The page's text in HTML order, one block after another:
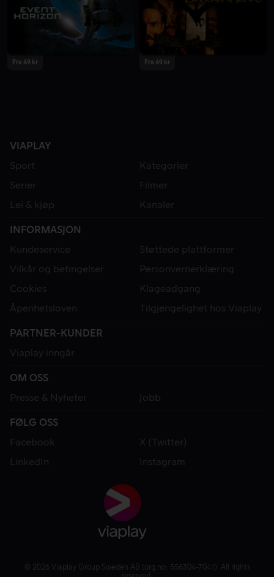
Fra 49 kr Fra 49 kr
VIAPLAY
Sport
Kategorier
Serier
Filmer
Lei & kjøp
Kanaler
INFORMASJON
Kundeservice
Støttede plattformer
Vilkår og betingelser
Personvernerklæring
Cookies
Klageadgang
Åpenhetsloven
Tilgjengelighet hos Viaplay
PARTNER-KUNDER
Viaplay inngår
OM OSS
Presse & Nyheter
Jobb
FØLG OSS
Facebook
X (Twitter)
LinkedIn
Instagram
© 2026 Viaplay Group Sweden AB (org.no: 556304-7041). All rights